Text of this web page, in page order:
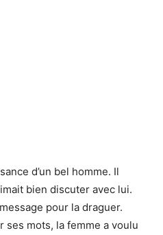
d’un bel homme. Il
bien discuter avec lui.
pour la draguer.
ses mots, la femme a voulu